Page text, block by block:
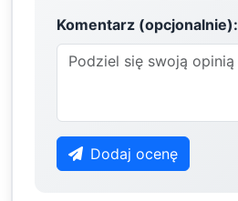
Komentarz (opcjonalnie):
Dodaj ocenę